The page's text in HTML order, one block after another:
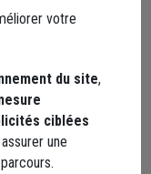
850 mm
1votre
du site,
ciblées
une